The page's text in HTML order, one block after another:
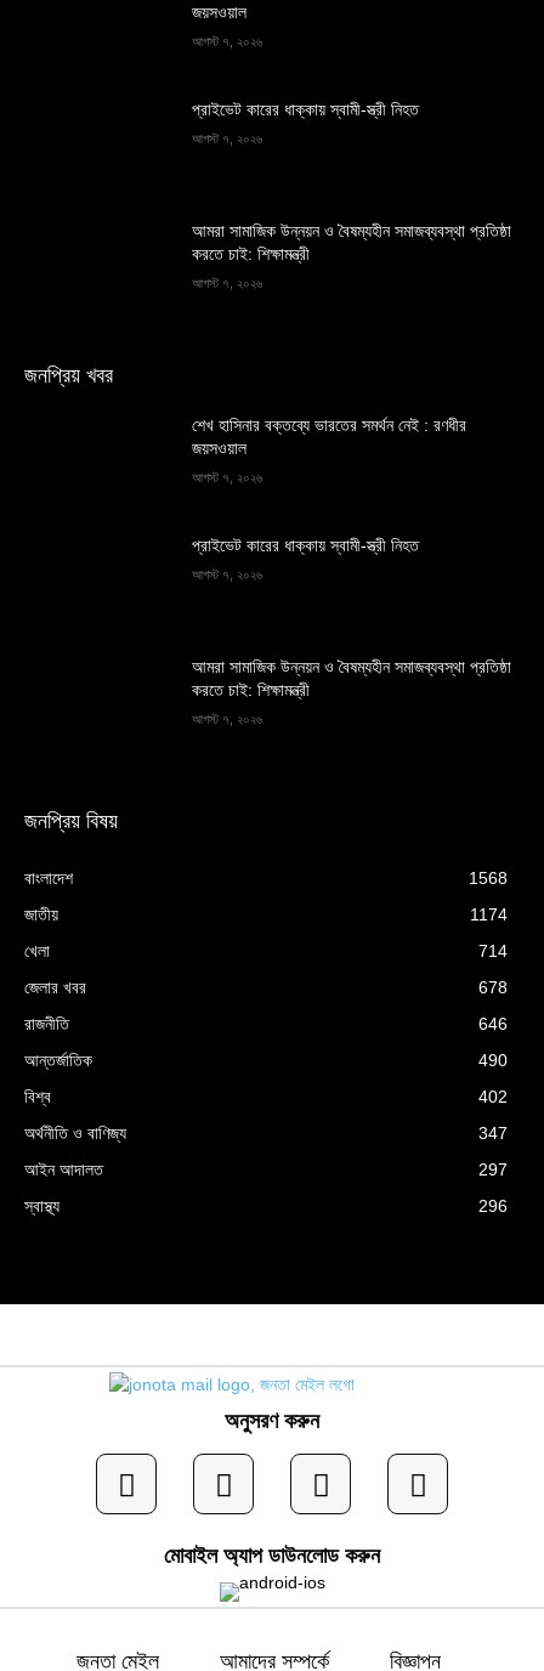
জয়সওয়াল
আগস্ট ৭, ২০২৬
প্রাইভেট কারের ধাক্কায় স্বামী-স্ত্রী নিহত
আগস্ট ৭, ২০২৬
আমরা সামাজিক উন্নয়ন ও বৈষম্যহীন সমাজব্যবস্থা প্রতিষ্ঠা
করতে চাই: শিক্ষামন্ত্রী
আগস্ট ৭, ২০২৬
জনপ্রিয় খবর
শেখ হাসিনার বক্তব্যে ভারতের সমর্থন নেই : রণধীর
জয়সওয়াল
আগস্ট ৭, ২০২৬
প্রাইভেট কারের ধাক্কায় স্বামী-স্ত্রী নিহত
আগস্ট ৭, ২০২৬
আমরা সামাজিক উন্নয়ন ও বৈষম্যহীন সমাজব্যবস্থা প্রতিষ্ঠা
করতে চাই: শিক্ষামন্ত্রী
আগস্ট ৭, ২০২৬
জনপ্রিয় বিষয়
বাংলাদেশ
1568
জাতীয়
1174
খেলা
714
জেলার খবর
678
রাজনীতি
646
আন্তর্জাতিক
490
বিশ্ব
402
অর্থনীতি ও বাণিজ্য
347
আইন আদালত
297
স্বাস্থ্য
296
অনুসরণ করুন
মোবাইল অ্যাপ ডাউনলোড করুন
জনতা মেইল আমাদের সম্পর্কে বিজ্ঞাপন